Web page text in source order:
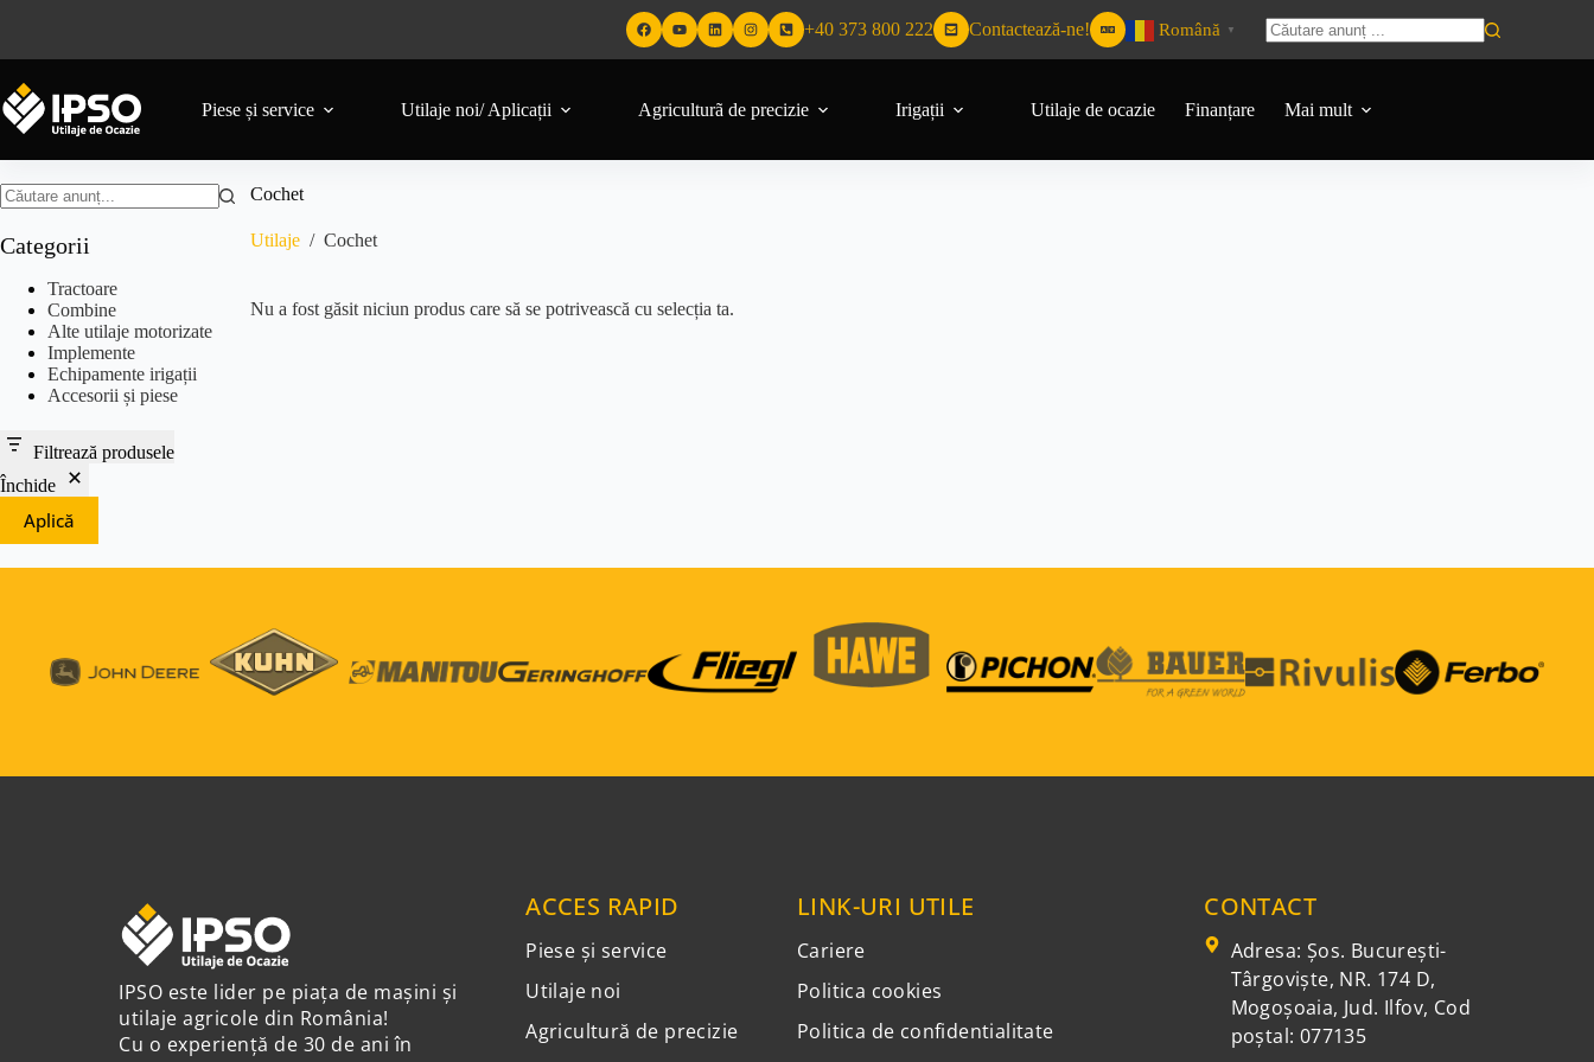
+40 373 800 222 Contactează-ne! Română ▼
Piese și service Utilaje noi/ Aplicații Agriculturã de precizie Irigații Utilaje de ocazie Finanțare Mai mult
Cochet
Utilaje / Cochet
Nu a fost găsit niciun produs care să se potrivească cu selecția ta.
Categorii
Tractoare
Combine
Alte utilaje motorizate
Implemente
Echipamente irigații
Accesorii și piese
Filtrează produsele
Închide
Aplică
IPSO este lider pe piața de mașini și
utilaje agricole din România!
Cu o experiență de 30 de ani în
ACCES RAPID
Piese și service
Utilaje noi
Agricultură de precizie
LINK-URI UTILE
Cariere
Politica cookies
Politica de confidentialitate
CONTACT
Adresa: Şos. Bucureşti-
Târgovişte, NR. 174 D,
Mogoşoaia, Jud. Ilfov, Cod
poștal: 077135